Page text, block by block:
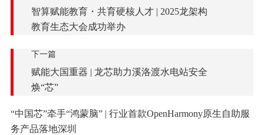
智算赋能教育・共育硬核人才 | 2025龙架构
教育生态大会成功举办​
下一篇
赋能大国重器 | 龙芯助力溪洛渡水电站安全
焕“芯”
“中国芯”牵手“鸿蒙脑” | 行业首款OpenHarmony原生自助服
务产品落地深圳